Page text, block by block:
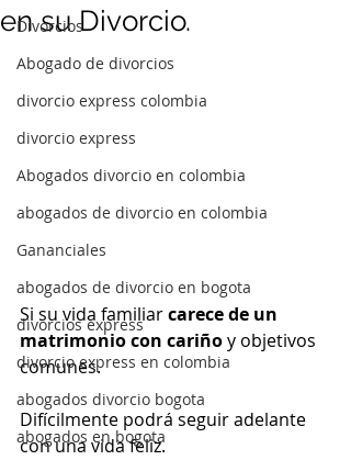
Divorcios
Abogado de divorcios
divorcio express colombia
divorcio express
Abogados divorcio en colombia
abogados de divorcio en colombia
Gananciales
abogados de divorcio en bogota
divorcios express
divorcio express en colombia
abogados divorcio bogota
abogados en bogota
en su Divorcio.
Si su vida familiar carece de un
matrimonio con cariño y objetivos
comunes.
Difícilmente podrá seguir adelante
con una vida feliz.